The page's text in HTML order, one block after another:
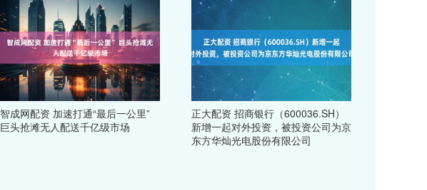
智成网配资 加速打通“最后一公里”
巨头抢滩无人配送千亿级市场
正大配资 招商银行（600036.SH）
新增一起对外投资，被投资公司为京
东方华灿光电股份有限公司